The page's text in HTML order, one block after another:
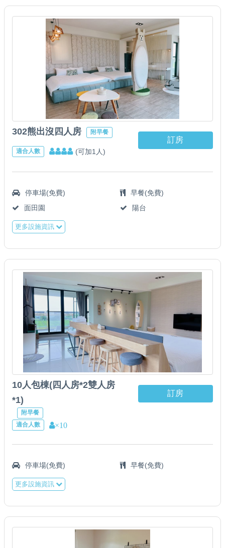
302熊出沒四人房 附早餐
適合人數 (可加1人)
訂房
停車場(免費)
早餐(免費)
面田園
陽台
更多設施資訊
10人包棟(四人房*2雙人房
*1)
附早餐
適合人數
×10
訂房
停車場(免費) 早餐(免費)
更多設施資訊